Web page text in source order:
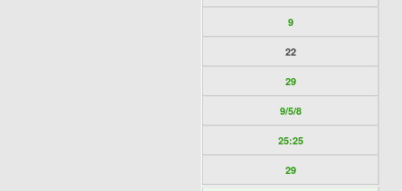
9
22
29
9/5/8
25:25
29